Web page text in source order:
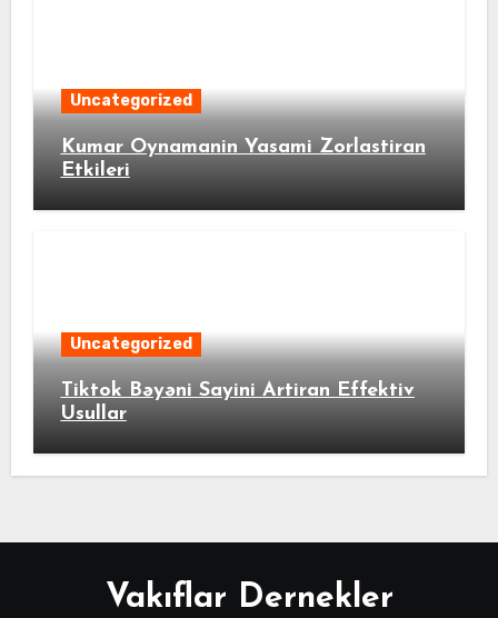
Uncategorized
Kumar Oynamanin Yasami Zorlastiran
Etkileri
Uncategorized
Tiktok Bəyəni Sayini Artiran Effektiv
Usullar
Vakıflar Dernekler